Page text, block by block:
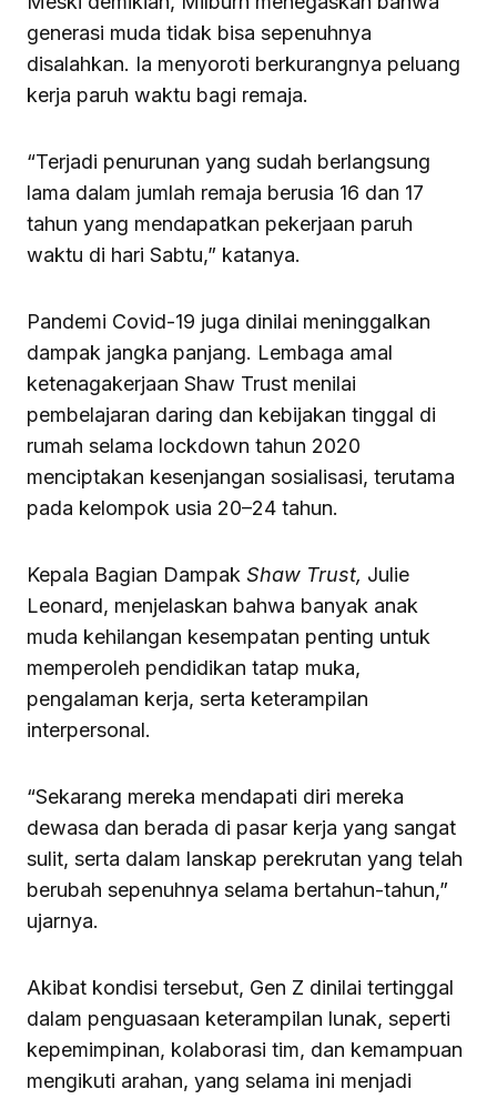
generasi muda tidak bisa sepenuhnya
disalahkan. Ia menyoroti berkurangnya peluang
kerja paruh waktu bagi remaja.
“Terjadi penurunan yang sudah berlangsung
lama dalam jumlah remaja berusia 16 dan 17
tahun yang mendapatkan pekerjaan paruh
waktu di hari Sabtu,” katanya.
Pandemi Covid-19 juga dinilai meninggalkan
dampak jangka panjang. Lembaga amal
ketenagakerjaan Shaw Trust menilai
pembelajaran daring dan kebijakan tinggal di
rumah selama lockdown tahun 2020
menciptakan kesenjangan sosialisasi, terutama
pada kelompok usia 20–24 tahun.
Kepala Bagian Dampak Shaw Trust, Julie
Leonard, menjelaskan bahwa banyak anak
muda kehilangan kesempatan penting untuk
memperoleh pendidikan tatap muka,
pengalaman kerja, serta keterampilan
interpersonal.
“Sekarang mereka mendapati diri mereka
dewasa dan berada di pasar kerja yang sangat
sulit, serta dalam lanskap perekrutan yang telah
berubah sepenuhnya selama bertahun-tahun,”
ujarnya.
Akibat kondisi tersebut, Gen Z dinilai tertinggal
dalam penguasaan keterampilan lunak, seperti
kepemimpinan, kolaborasi tim, dan kemampuan
mengikuti arahan, yang selama ini menjadi